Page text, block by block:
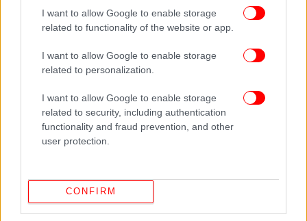
I want to allow Google to enable storage
related to functionality of the website or app.
I want to allow Google to enable storage
related to personalization.
I want to allow Google to enable storage
related to security, including authentication
functionality and fraud prevention, and other
user protection.
CONFIRM
Ακολουθήστε το στο Google Newsκαι μάθετε